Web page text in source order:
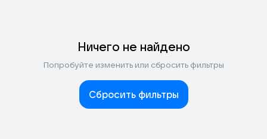
Ничего не найдено
Попробуйте изменить или сбросить фильтры
Сбросить фильтры